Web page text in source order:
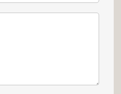
dans une
matériaux